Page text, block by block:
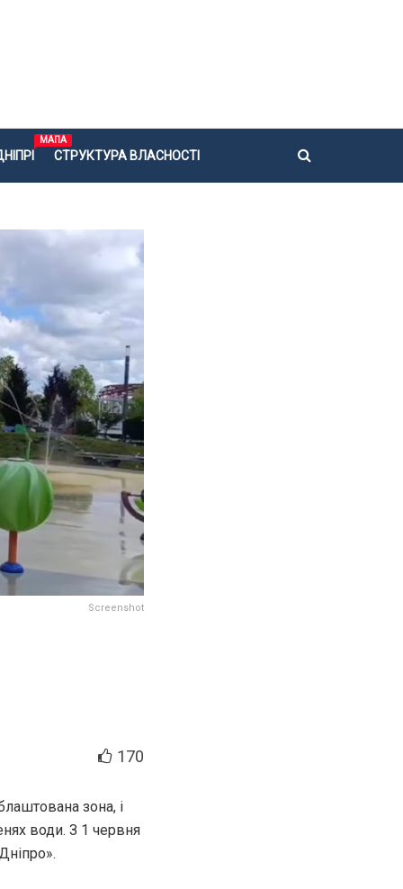
МАПА
СТРУКТУРА ВЛАСНОСТІ
Screenshot
170
зона, і
води. З 1 червня